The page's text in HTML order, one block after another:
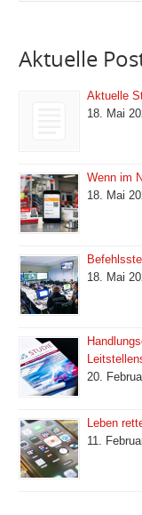
Aktuelle
Aktuelle
18. Mai
Wenn im
18. Mai
18. Mai
20.
Leben
11.